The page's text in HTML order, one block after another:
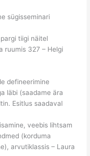
sügisseminari
tiigi näitel
ruumis 327 – Helgi
defineerimine
läbi (saadame ära
Esitlus saadaval
veebis lihtsam
(korduma
arvutiklassis – Laura